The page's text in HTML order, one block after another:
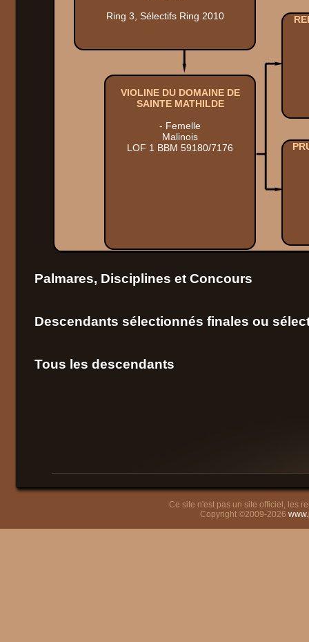
Ring 3, Sélectifs Ring 2010
VIOLINE DU DOMAINE DE
SAINTE MATHILDE
- Femelle
Malinois
LOF 1 BBM 59180/7176
Palmares, Disciplines et Concours
Descendants sélectionnés finales ou
Tous les descendants
Ce site n'est pas un site officiel, les
Copyright ©2009-2026